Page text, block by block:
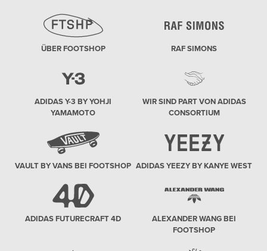
ÜBER FOOTSHOP RAF SIMONS
ADIDAS Y-3 BY YOHJI
YAMAMOTO
WIR SIND PART VON ADIDAS
CONSORTIUM
VAULT BY VANS BEI FOOTSHOP ADIDAS YEEZY BY KANYE WEST
ADIDAS FUTURECRAFT 4D
ALEXANDER WANG BEI
FOOTSHOP